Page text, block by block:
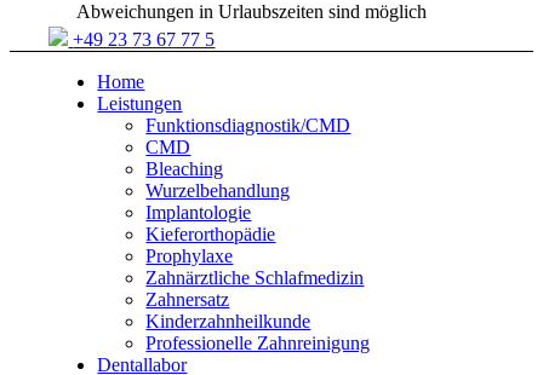
Abweichungen in Urlaubszeiten sind möglich
+49 23 73 67 77 5
Home
Leistungen
Funktionsdiagnostik/CMD
CMD
Bleaching
Wurzelbehandlung
Implantologie
Kieferorthopädie
Prophylaxe
Zahnärztliche Schlafmedizin
Zahnersatz
Kinderzahnheilkunde
Professionelle Zahnreinigung
Dentallabor